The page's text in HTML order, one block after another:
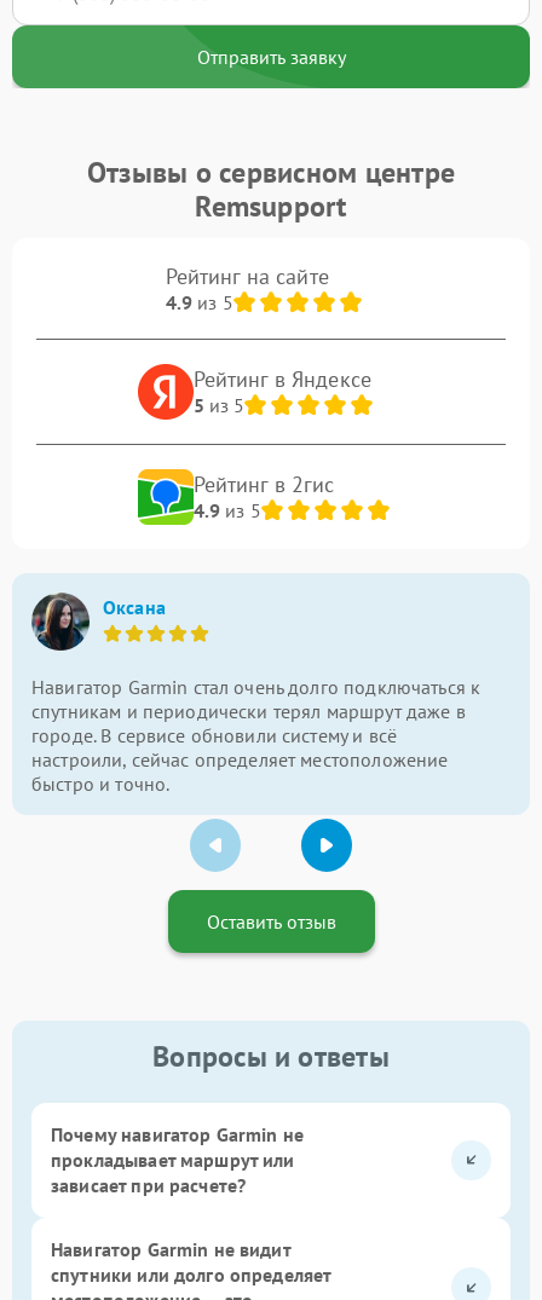
Отправить заявку
Отзывы о сервисном центре
Remsupport
Рейтинг на сайте
4.9из 5
Рейтинг в Яндексе
5 из 5
Рейтинг в 2гис
4.9из 5
Оксана
Навигатор Garmin стал очень долго подключаться к
спутникам и периодически терял маршрут даже в
городе. В сервисе обновили систему и всё
настроили, сейчас определяет местоположение
быстро и точно.
Оставить отзыв
Вопросы и ответы
Почему навигатор Garmin не
прокладывает маршрут или
зависает при расчете?
Навигатор Garmin не видит
спутники или долго определяет